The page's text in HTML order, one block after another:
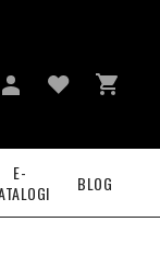
E-
BLOG